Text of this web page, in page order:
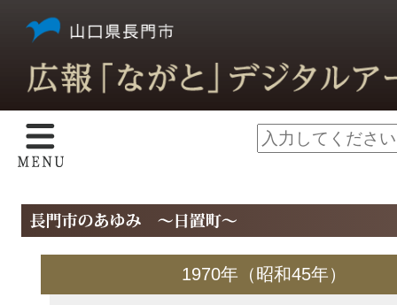
1970年（昭和45年）